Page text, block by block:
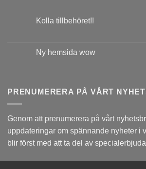
Kolla tillbehöret!!
Ny hemsida wow
PRENUMERERA PÅ VÅRT
Genom att prenumerera på vårt
uppdateringar om spännande nyheter i
blir först med att ta del av